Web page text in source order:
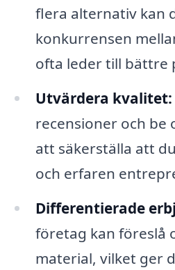
flera alternativ kan
konkurrensen
ofta leder till bättre
Utvärdera kvalitet:
recensioner och be
att säkerställa att
och erfaren
Differentierade
företag kan föreslå
material, vilket ger